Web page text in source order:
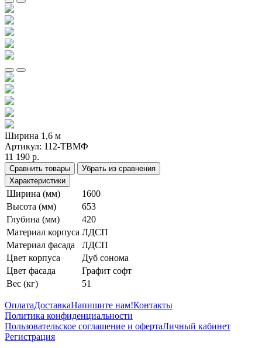
Ширина 1,6 м
Артикул: 112-ТВМФ
11 190 р.
Сравнить товары
Убрать из сравнения
Характеристики
Ширина (мм)
1600
Высота (мм)
653
Глубина (мм)
420
Материал корпуса ЛДСП
Материал фасада
ЛДСП
Цвет корпуса
Дуб сонома
Цвет фасада
Графит софт
Вес (кг)
51
ОплатаДоставкаНапишите нам!Контакты
Политика конфиденциальности
Пользовательское соглашение и офертаЛичный кабинет
Регистрация